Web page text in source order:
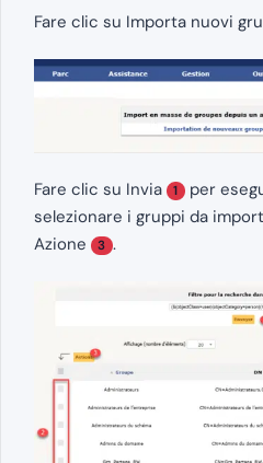
Fare clic su Importa nuovi
Fare clic su Invia 1 per
selezionare i gruppi da
Azione
3 .